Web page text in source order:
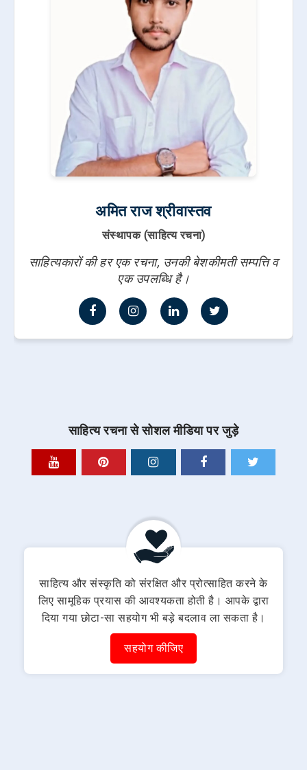
अमित राज श्रीवास्तव
संस्थापक (साहित्य रचना)
साहित्यकारों की हर एक रचना, उनकी बेशकीमती सम्पत्ति व
एक उपलब्धि है।
साहित्य रचना से सोशल मीडिया पर जुड़े
साहित्य और संस्कृति को संरक्षित और प्रोत्साहित करने के
लिए सामूहिक प्रयास की आवश्यकता होती है। आपके द्वारा
दिया गया छोटा-सा सहयोग भी बड़े बदलाव ला सकता है।
सहयोग कीजिए